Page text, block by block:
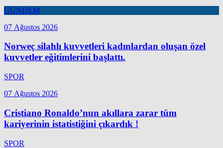
GÜNDEM
07 Ağustos 2026
Norweç silahlı kuvvetleri kadınlardan oluşan özel
kuvvetler eğitimlerini başlattı.
SPOR
07 Ağustos 2026
Cristiano Ronaldo’nun akıllara zarar tüm
kariyerinin istatistiğini çıkardık !
SPOR